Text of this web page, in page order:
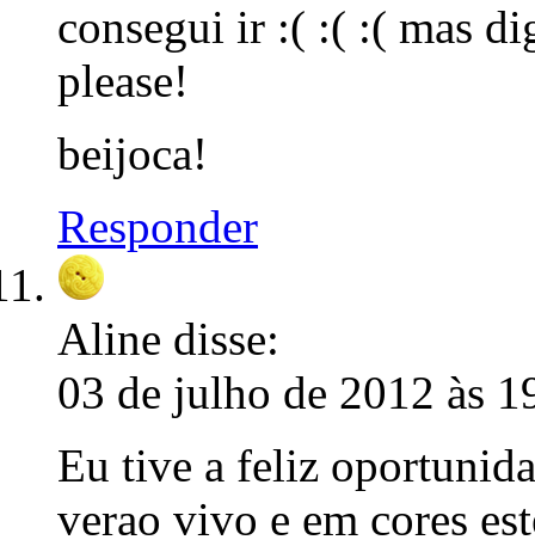
consegui ir :( :( :( mas
please!
beijoca!
Responder
Aline disse:
03 de julho de 2012 às
Eu tive a feliz
verao vivo e em cores